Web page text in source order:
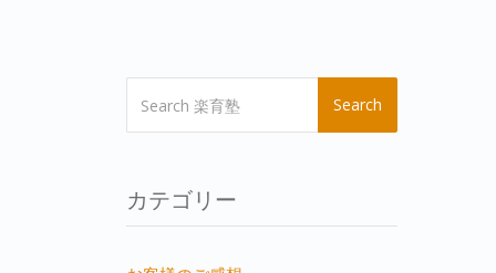
Search
カテゴリー